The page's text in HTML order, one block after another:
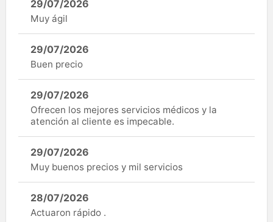
29/07/2026
Muy ágil
29/07/2026
Buen precio
29/07/2026
Ofrecen los mejores servicios médicos y la
atención al cliente es impecable.
29/07/2026
Muy buenos precios y mil servicios
28/07/2026
Actuaron rápido .